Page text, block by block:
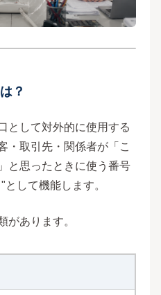
？
として対外的に使用する
・取引先・関係者が「こ
と思ったときに使う番号
して機能します。
があります。